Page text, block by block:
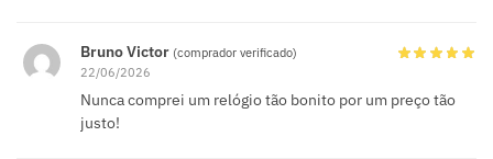
Bruno Victor (comprador verificado)
22/06/2026
Nunca comprei um relógio tão bonito por um preço tão
justo!